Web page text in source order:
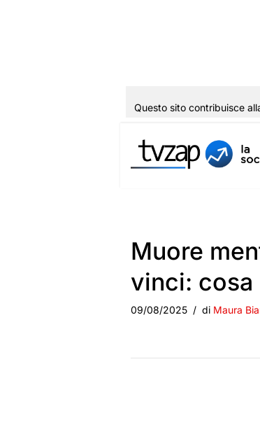
al
Questo sito contribuisce
Muore
vinci:
09/08/2025 di Maura